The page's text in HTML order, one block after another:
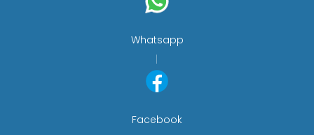
Whatsapp
Facebook